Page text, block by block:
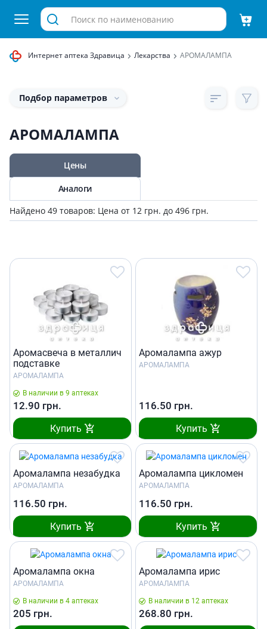
Интернет аптека Здравица Лекарства АРОМАЛАМПА
Подбор параметров
АРОМАЛАМПА
Цены
Аналоги
Найдено 49 товаров: Цена от 12 грн. до 496 грн.
Аромасвеча в металлич
подставке
АРОМАЛАМПА
В наличии в 9 аптеках
12.90 грн.
Купить
Аромалампа ажур
АРОМАЛАМПА
116.50 грн.
Купить
Аромалампа незабудка
АРОМАЛАМПА
116.50 грн.
Купить
Аромалампа цикломен
АРОМАЛАМПА
116.50 грн.
Купить
Аромалампа окна
АРОМАЛАМПА
В наличии в 4 аптеках
205 грн.
Аромалампа ирис
АРОМАЛАМПА
В наличии в 12 аптеках
268.80 грн.